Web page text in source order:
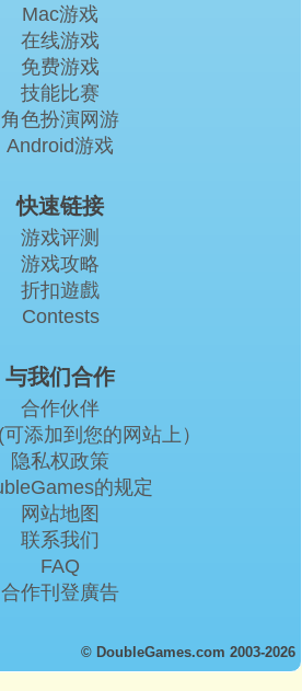
Mac游戏
在线游戏
免费游戏
技能比赛
角色扮演网游
Android游戏
快速链接
游戏评测
游戏攻略
折扣遊戲
Contests
与我们合作
合作伙伴
添加到您的网站上）
隐私权政策
的规定
网站地图
联系我们
FAQ
合作刊登廣告
© DoubleGames.com 2003-2026